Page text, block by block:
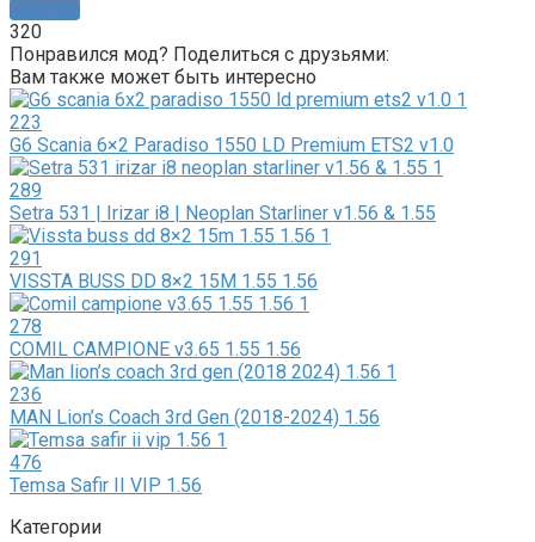
Скачать
320
Понравился мод? Поделиться с друзьями:
Вам также может быть интересно
223
G6 Scania 6×2 Paradiso 1550 LD Premium ETS2 v1.0
289
Setra 531 | Irizar i8 | Neoplan Starliner v1.56 & 1.55
291
VISSTA BUSS DD 8×2 15M 1.55 1.56
278
COMIL CAMPIONE v3.65 1.55 1.56
236
MAN Lion’s Coach 3rd Gen (2018-2024) 1.56
476
Temsa Safir II VIP 1.56
Категории